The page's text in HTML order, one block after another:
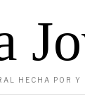
HECHA POR Y